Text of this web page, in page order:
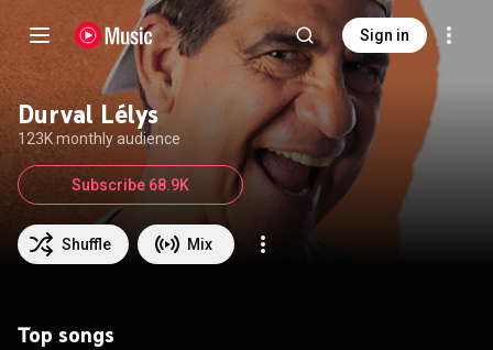
Sign in
Durval Lélys
123K monthly audience
Shuffle Mix
Subscribe 68.9K
Top songs